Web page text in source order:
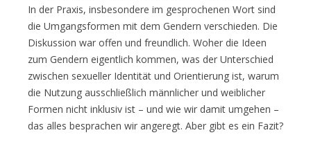
In der Praxis, insbesondere im gesprochenen Wort sind
die Umgangsformen mit dem Gendern verschieden. Die
Diskussion war offen und freundlich. Woher die Ideen
zum Gendern eigentlich kommen, was der Unterschied
zwischen sexueller Identität und Orientierung ist, warum
die Nutzung ausschließlich männlicher und weiblicher
Formen nicht inklusiv ist – und wie wir damit umgehen –
das alles besprachen wir angeregt. Aber gibt es ein Fazit?